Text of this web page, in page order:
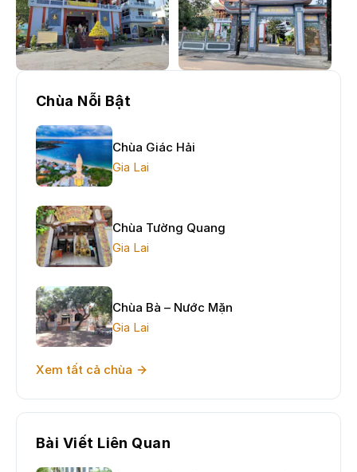
Chùa Nỗi Bật
Chùa Giác Hải
Gia Lai
Chùa Tường Quang
Gia Lai
Chùa Bà – Nước Mặn
Gia Lai
Xem tất cả chùa
Bài Viết Liên Quan